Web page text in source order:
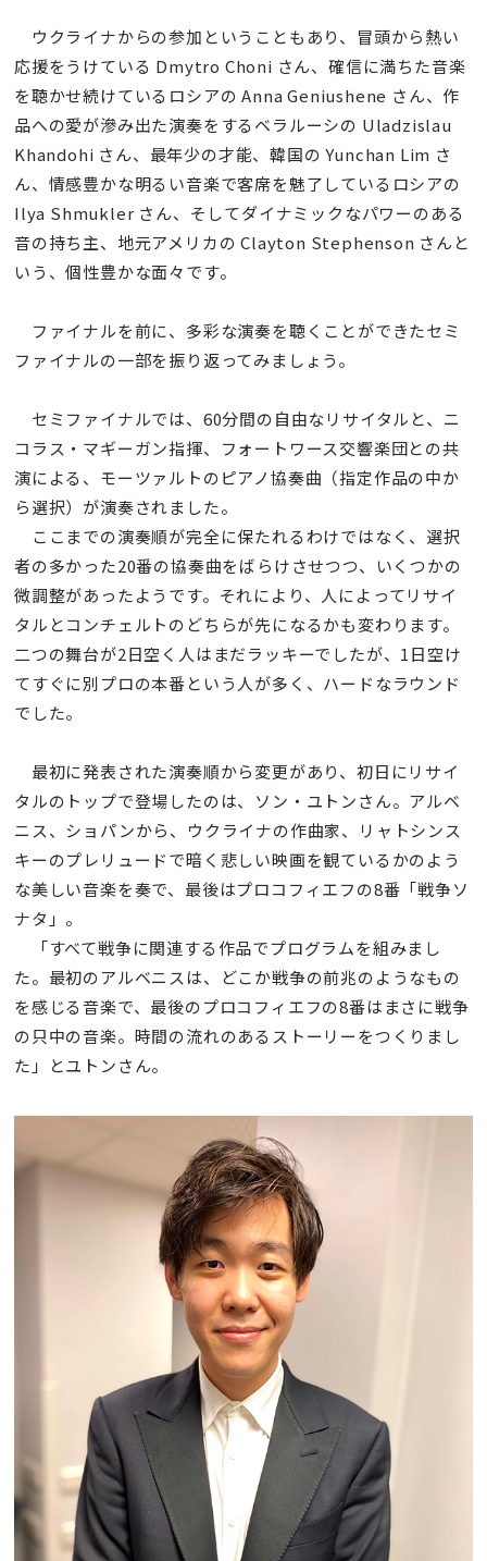
ウクライナからの参加ということもあり、冒頭から熱い
応援をうけている Dmytro Choni さん、確信に満ちた音楽
を聴かせ続けているロシアの Anna Geniushene さん、作
品への愛が滲み出た演奏をするベラルーシの Uladzislau
Khandohi さん、最年少の才能、韓国の Yunchan Lim さ
ん、情感豊かな明るい音楽で客席を魅了しているロシアの
Ilya Shmukler さん、そしてダイナミックなパワーのある
音の持ち主、地元アメリカの Clayton Stephenson さんと
いう、個性豊かな面々です。
ファイナルを前に、多彩な演奏を聴くことができたセミ
ファイナルの一部を振り返ってみましょう。
セミファイナルでは、60分間の自由なリサイタルと、ニ
コラス・マギーガン指揮、フォートワース交響楽団との共
演による、モーツァルトのピアノ協奏曲（指定作品の中か
ら選択）が演奏されました。
ここまでの演奏順が完全に保たれるわけではなく、選択
者の多かった20番の協奏曲をばらけさせつつ、いくつかの
微調整があったようです。それにより、人によってリサイ
タルとコンチェルトのどちらが先になるかも変わります。
二つの舞台が2日空く人はまだラッキーでしたが、1日空け
てすぐに別プロの本番という人が多く、ハードなラウンド
でした。
最初に発表された演奏順から変更があり、初日にリサイ
タルのトップで登場したのは、ソン・ユトンさん。アルベ
ニス、ショパンから、ウクライナの作曲家、リャトシンス
キーのプレリュードで暗く悲しい映画を観ているかのよう
な美しい音楽を奏で、最後はプロコフィエフの8番「戦争ソ
ナタ」。
「すべて戦争に関連する作品でプログラムを組みまし
た。最初のアルベニスは、どこか戦争の前兆のようなもの
を感じる音楽で、最後のプロコフィエフの8番はまさに戦争
の只中の音楽。時間の流れのあるストーリーをつくりまし
た」とユトンさん。